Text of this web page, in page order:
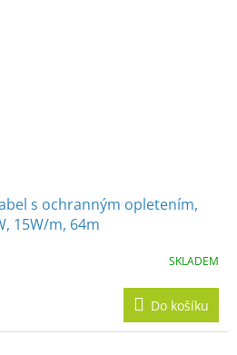
s ochranným opletením,
15W/m, 64m
SKLADEM
Do košíku